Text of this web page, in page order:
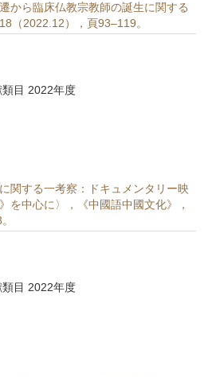
から臨床仏教宗教師の誕生に関する
（2022.12），頁93–119。
目 2022年度
関する一考察：ドキュメンタリー映
を中心に〉，《中國語中國文化》，
目 2022年度